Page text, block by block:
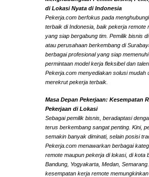
di Lokasi Nyata di Indonesia
Pekerja.com berfokus pada
terbaik di Indonesia, baik pekerja remote
yang siap bergabung tim. Pemilik bisnis
atau perusahaan berkembang di
berbagai profesional yang siap
permintaan model kerja fleksibel dan
Pekerja.com menyediakan solusi mudah
merekrut pekerja terbaik.
Masa Depan Pekerjaan: Kesempatan
Pekerjaan di Lokasi
Sebagai pemilik bisnis, beradaptasi
terus berkembang sangat penting. Kini,
semakin banyak diminati, selain posisi
Pekerja.com menawarkan berbagai
remote maupun pekerja di lokasi, di kota
Bandung, Yogyakarta, Medan,
kesempatan kerja remote